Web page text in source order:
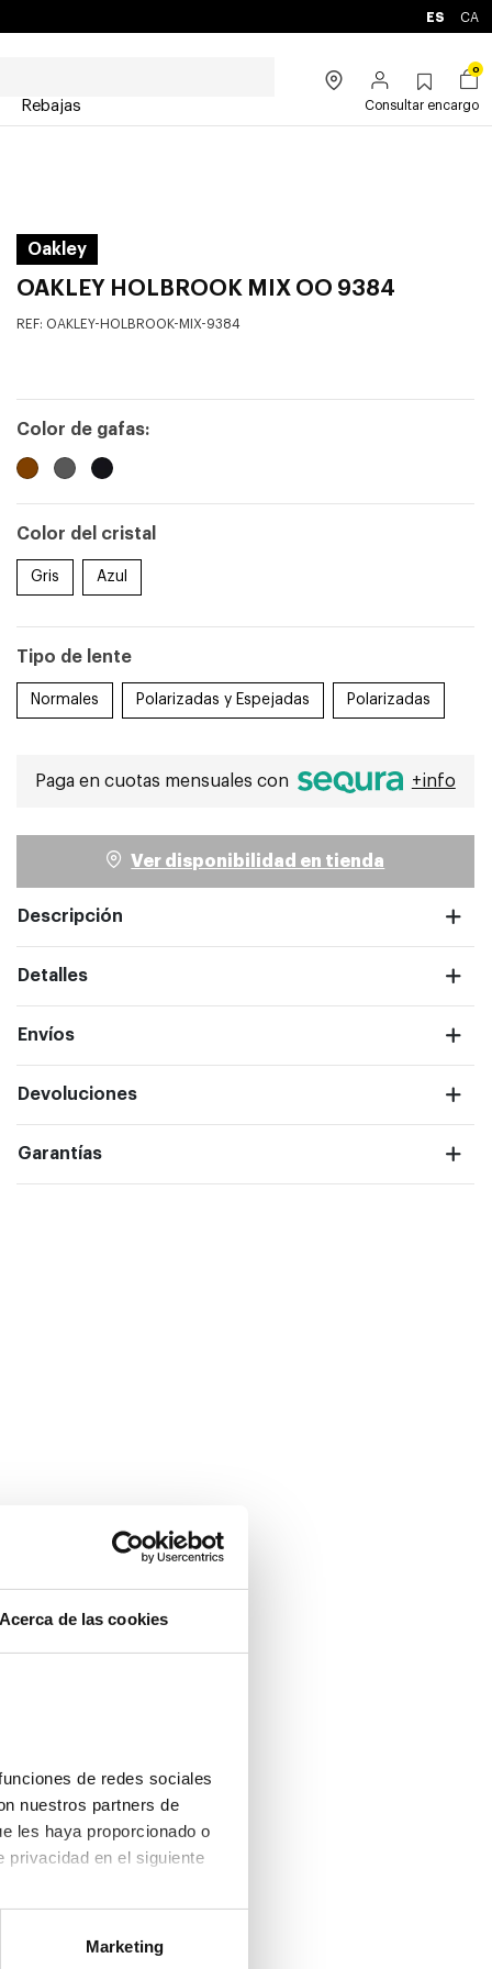
Acerca de las cookies
de redes sociales
nuestros partners de
les haya proporcionado o
Marketing
ES CA
Rebajas
0
Consultar encargo
completa
completa
Oakley
OAKLEY HOLBROOK MIX OO 9384
REF: OAKLEY-HOLBROOK-MIX-9384
Color de gafas:
Color del cristal
Gris Azul
Tipo de lente
Normales Polarizadas y Espejadas Polarizadas
Paga en cuotas mensuales con +info
Ver disponibilidad en tienda
Descripción
Detalles
Envíos
Devoluciones
Garantías